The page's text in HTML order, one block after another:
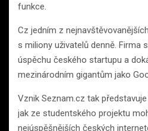
funkce.
Cz jedním z
s miliony uživatelů denně. Firma
úspěchu českého startupu a
mezinárodním gigantům jako
Vznik Seznam.cz tak
jak ze studentského projektu
nejúspěšnějších českých